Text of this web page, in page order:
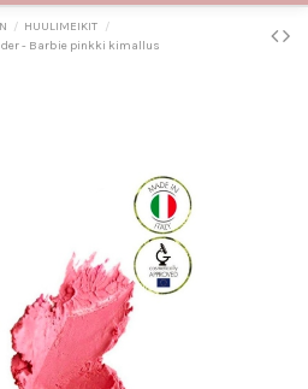
HUULIMEIKIT
- Barbie pinkki kimallus